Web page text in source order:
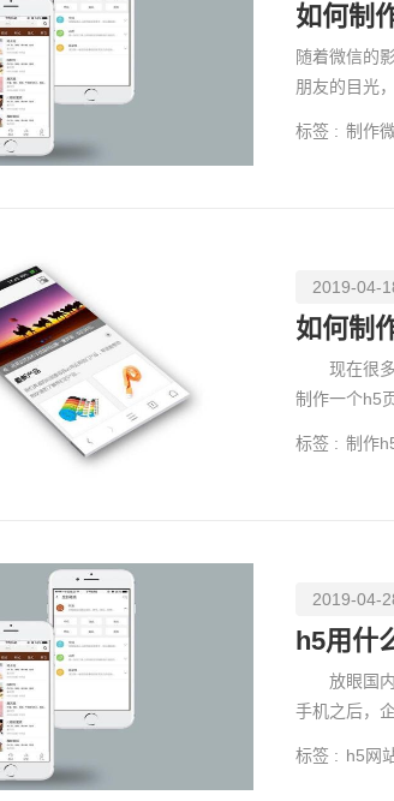
如何制
随着微信的
朋友的目光
标签 : 制作
2019-04-
如何制
现在很多
制作一个h5
标签 : 制作
2019-04-
h5用什
放眼国内
手机之后，
标签 : h5网